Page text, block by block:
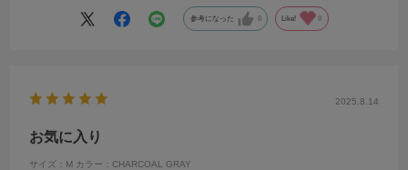
参考になった 0 Like! 0
2025.8.14
お気に入り
サイズ：M カラー：CHARCOAL GRAY